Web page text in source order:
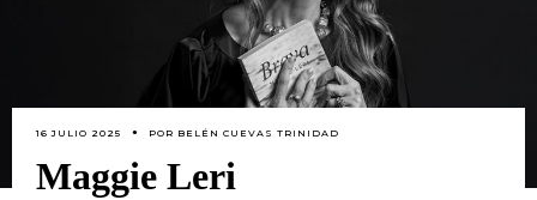
16 JULIO 2025 POR BELÉN CUEVAS TRINIDAD
Maggie Leri